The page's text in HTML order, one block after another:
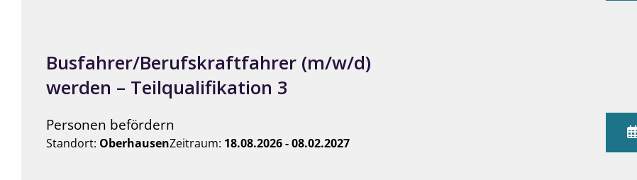
Busfahrer/Berufskraftfahrer (m/w/d)
werden – Teilqualifikation 3
Personen befördern
Standort: OberhausenZeitraum: 18.08.2026 - 08.02.2027